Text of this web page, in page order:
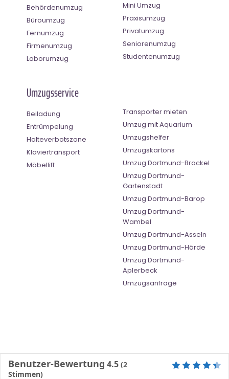
Behördenumzug
Büroumzug
Fernumzug
Firmenumzug
Laborumzug
Mini Umzug
Praxisumzug
Privatumzug
Seniorenumzug
Studentenumzug
Umzugsservice
Beiladung
Entrümpelung
Halteverbotszone
Klaviertransport
Möbellift
Transporter mieten
Umzug mit Aquarium
Umzugshelfer
Umzugskartons
Umzug Dortmund-Brackel
Umzug Dortmund-
Gartenstadt
Umzug Dortmund-Barop
Umzug Dortmund-
Wambel
Umzug Dortmund-Asseln
Umzug Dortmund-Hörde
Umzug Dortmund-
Aplerbeck
Umzugsanfrage
Benutzer-Bewertung 4.5 (2
Stimmen)